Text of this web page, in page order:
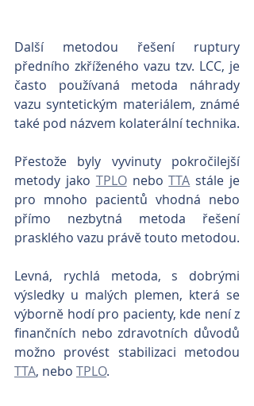
Další metodou řešení ruptury
předního zkříženého vazu tzv. LCC, je
často používaná metoda náhrady
vazu syntetickým materiálem, známé
Přestože byly vyvinuty pokročilejší
metody jako TPLO nebo TTA stále je
pro mnoho pacientů vhodná nebo
přímo nezbytná metoda řešení
prasklého vazu právě touto metodou.
Levná, rychlá metoda, s dobrými
výsledky u malých plemen, která se
výborně hodí pro pacienty, kde není z
finančních nebo zdravotních důvodů
TTA, nebo TPLO.